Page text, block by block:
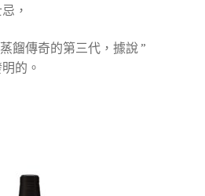
，
餾傳奇的第三代，據說”
的。